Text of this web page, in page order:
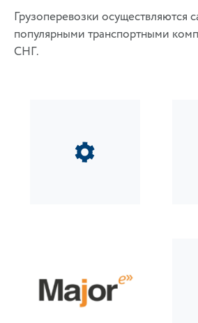
Грузоперевозки осуществляются
популярными транспортными
СНГ.